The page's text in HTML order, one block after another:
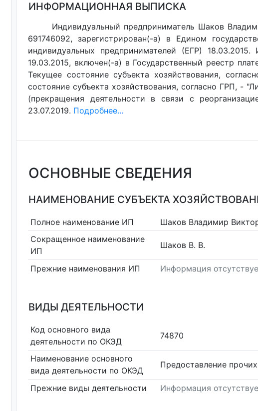
ИНФОРМАЦИОННАЯ ВЫПИСКА
Индивидуальный предприниматель Шаков
691746092, зарегистрирован(-а) в Едином
индивидуальных предпринимателей (ЕГР)
19.03.2015, включен(-a) в Государственный реестр
Текущее состояние субъекта хозяйствования,
состояние субъекта хозяйствования, согласно ГРП, -
(прекращения деятельности в связи с
23.07.2019. Подробнее...
ОСНОВНЫЕ СВЕДЕНИЯ
НАИМЕНОВАНИЕ СУБЪЕКТА
Полное наименование ИП
Шаков Владимир
Сокращенное наименование
ИП
Шаков В. В.
Прежние наименования ИП Информация
ВИДЫ ДЕЯТЕЛЬНОСТИ
Код основного вида
деятельности по ОКЭД
74870
Наименование основного
вида деятельности по ОКЭД
Предоставление
Прежние виды деятельности Информация